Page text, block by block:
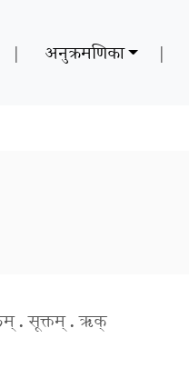
| अनुक्रमणिका |
. सूक्तम् . ऋक्